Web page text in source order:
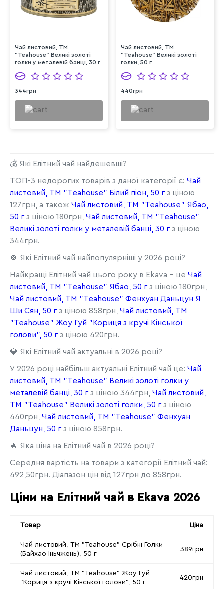
Чай листовий, ТМ
"Teahouse" Великі золоті
голки у металевій банці, 30 г
344грн
Чай листовий, ТМ
"Teahouse" Великі золоті
голки, 50 г
440грн
💰 Які Елітний чай найдешевші?
ТОП-3 недорогих товарів з даної категорії є: Чай
листовий, ТМ "Teahouse" Білий піон, 50 г з ціною
127грн, а також Чай листовий, ТМ "Teahouse" Ябао,
50 г з ціною 180грн, Чай листовий, ТМ "Teahouse"
Великі золоті голки у металевій банці, 30 г з ціною
344грн.
🍀 Які Елітний чай найпопулярніші у 2026 році?
Найкращі Елітний чай цього року в Ekava - це Чай
листовий, ТМ "Teahouse" Ябао, 50 г з ціною 180грн,
Чай листовий, ТМ "Teahouse" Фенхуан Даньцун Я
Ши Сян, 50 г з ціною 858грн, Чай листовий, ТМ
"Teahouse" Жоу Гуй "Кориця з кручі Кінської
голови", 50 г з ціною 420грн.
💎 Які Елітний чай актуальні в 2026 році?
У 2026 році найбільш актуальні Елітний чай це: Чай
листовий, ТМ "Teahouse" Великі золоті голки у
металевій банці, 30 г з ціною 344грн, Чай листовий,
ТМ "Teahouse" Великі золоті голки, 50 г з ціною
440грн, Чай листовий, ТМ "Teahouse" Фенхуан
Даньцун, 50 г з ціною 858грн.
🔥 Яка ціна на Елітний чай в 2026 році?
Середня вартість на товари з категорії Елітний чай:
492,50грн. Діапазон цін від 127грн до 858грн.
Ціни на Елітний чай в Ekava 2026
Товар Ціна
Чай листовий, ТМ "Teahouse" Срібні Голки
(Байхао Іньчжень), 50 г
389грн
Чай листовий, ТМ "Teahouse" Жоу Гуй
"Кориця з кручі Кінської голови", 50 г
420грн